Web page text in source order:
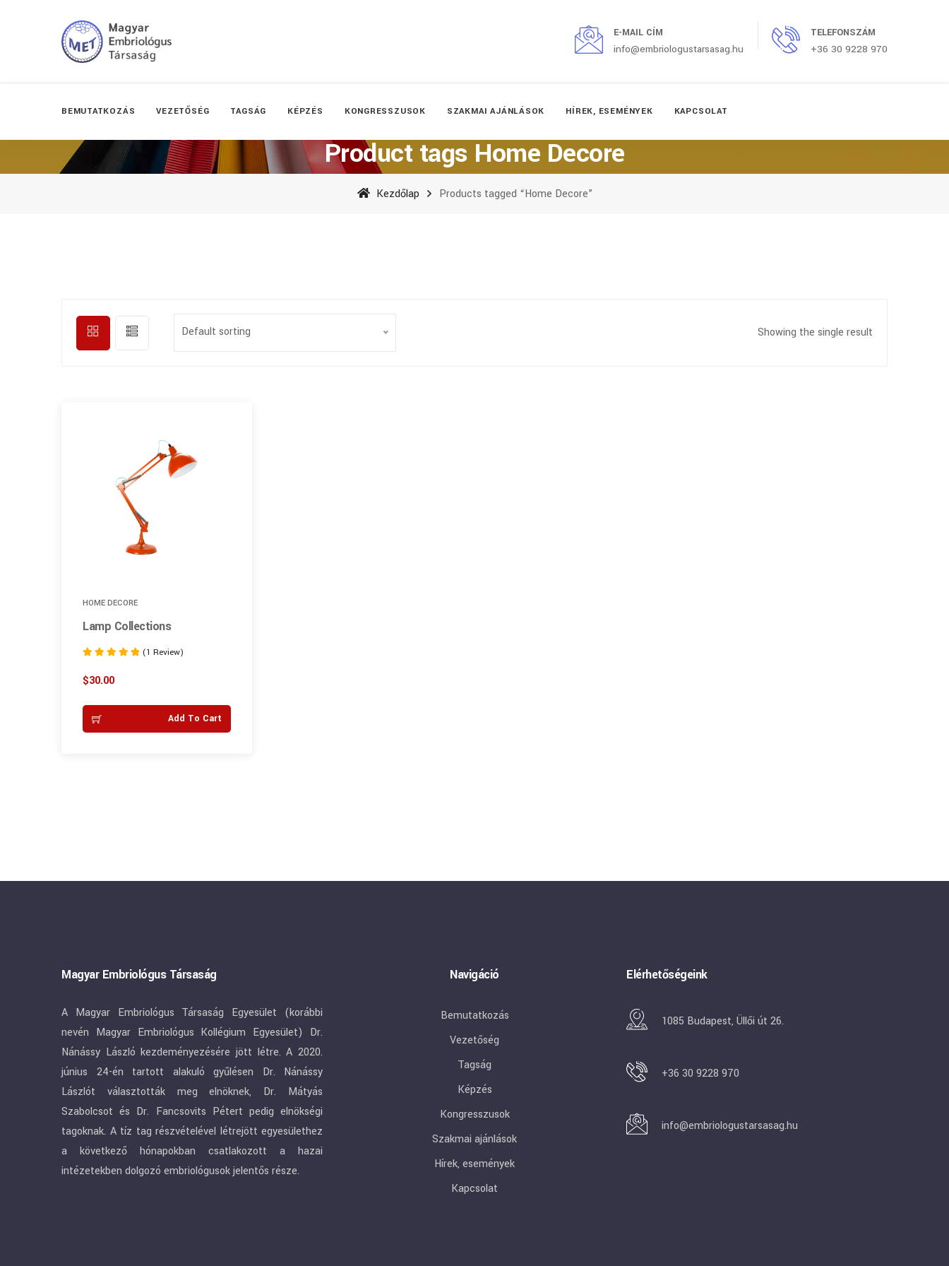
E-MAIL CÍM
info@embriologustarsasag.hu
TELEFONSZÁM
+36 30 9228 970
BEMUTATKOZÁS VEZETŐSÉG TAGSÁG KÉPZÉS KONGRESSZUSOK SZAKMAI AJÁNLÁSOK HÍREK, ESEMÉNYEK KAPCSOLAT
Product tags Home Decore
Kezdőlap Products tagged “Home Decore”
Default sorting Showing the single result
HOME DECORE
Lamp Collections
5.00
out of 5
(1 Review)
$30.00
Add To Cart
Magyar Embriológus Társaság
A Magyar Embriológus Társaság Egyesület (korábbi
nevén Magyar Embriológus Kollégium Egyesület) Dr.
Nánássy László kezdeményezésére jött létre. A 2020.
június 24-én tartott alakuló gyűlésen Dr. Nánássy
Lászlót választották meg elnöknek, Dr. Mátyás
Szabolcsot és Dr. Fancsovits Pétert pedig elnökségi
tagoknak. A tíz tag részvételével létrejött egyesülethez
a következő hónapokban csatlakozott a hazai
intézetekben dolgozó embriológusok jelentős része.
Navigáció
Bemutatkozás
Vezetőség
Tagság
Képzés
Kongresszusok
Szakmai ajánlások
Hírek, események
Kapcsolat
Elérhetőségeink
1085 Budapest, Üllői út 26.
+36 30 9228 970
info@embriologustarsasag.hu